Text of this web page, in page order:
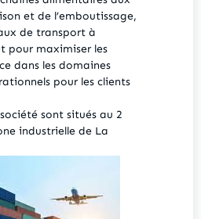
et de l’emboutissage,
de transport à
pour maximiser les
dans les domaines
pour les clients
sont situés au 2
industrielle de La